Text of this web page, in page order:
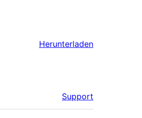
Herunterladen
Support